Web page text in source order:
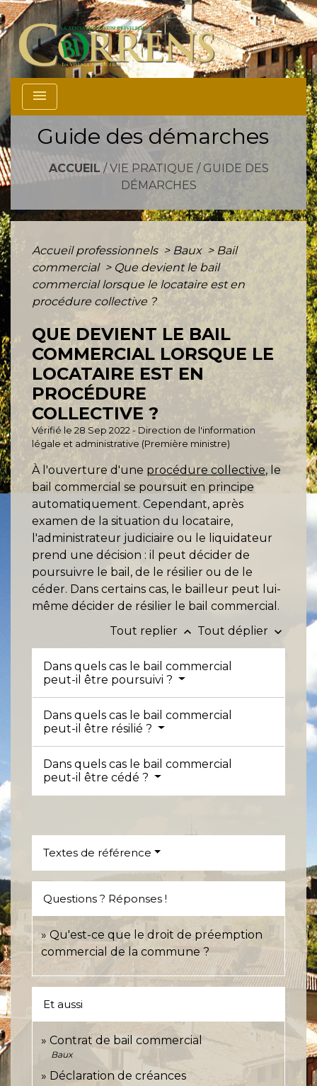
menu
Guide des démarches
ACCUEIL / VIE PRATIQUE / GUIDE DES
DÉMARCHES
Accueil professionnels > Baux > Bail
commercial > Que devient le bail
commercial lorsque le locataire est en
procédure collective ?
QUE DEVIENT LE BAIL
COMMERCIAL LORSQUE LE
LOCATAIRE EST EN
PROCÉDURE
COLLECTIVE ?
Vérifié le 28 Sep 2022 - Direction de l'information
légale et administrative (Première ministre)
À l'ouverture d'une procédure collective, le
bail commercial se poursuit en principe
automatiquement. Cependant, après
examen de la situation du locataire,
l'administrateur judiciaire ou le liquidateur
prend une décision : il peut décider de
poursuivre le bail, de le résilier ou de le
céder. Dans certains cas, le bailleur peut lui-
même décider de résilier le bail commercial.
Tout replier keyboard_arrow_up Tout déplier keyboard_arrow_down
Dans quels cas le bail commercial
peut-il être poursuivi ?
Dans quels cas le bail commercial
peut-il être résilié ?
Dans quels cas le bail commercial
peut-il être cédé ?
Textes de référence
Questions ? Réponses !
Qu'est-ce que le droit de préemption
commercial de la commune ?
Et aussi
Contrat de bail commercial
Baux
Déclaration de créances